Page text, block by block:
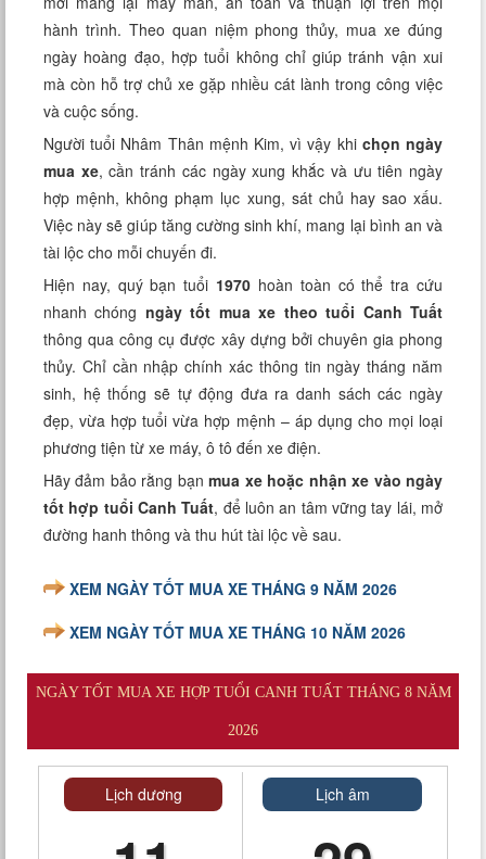
Cung hoàng đạo
hành trình. Theo quan niệm phong thủy, mua xe đúng
ngày hoàng đạo, hợp tuổi không chỉ giúp tránh vận xui
mà còn hỗ trợ chủ xe gặp nhiều cát lành trong công việc
và cuộc sống.
Người tuổi Nhâm Thân mệnh Kim, vì vậy khi chọn ngày
mua xe, cần tránh các ngày xung khắc và ưu tiên ngày
hợp mệnh, không phạm lục xung, sát chủ hay sao xấu.
Việc này sẽ giúp tăng cường sinh khí, mang lại bình an và
tài lộc cho mỗi chuyến đi.
Hiện nay, quý bạn tuổi 1970 hoàn toàn có thể tra cứu
nhanh chóng ngày tốt mua xe theo tuổi Canh Tuất
thông qua công cụ được xây dựng bởi chuyên gia phong
thủy. Chỉ cần nhập chính xác thông tin ngày tháng năm
sinh, hệ thống sẽ tự động đưa ra danh sách các ngày
đẹp, vừa hợp tuổi vừa hợp mệnh – áp dụng cho mọi loại
phương tiện từ xe máy, ô tô đến xe điện.
Hãy đảm bảo rằng bạnmua xe hoặc nhận xe vào ngày
tốt hợp tuổi Canh Tuất, để luôn an tâm vững tay lái, mở
đường hanh thông và thu hút tài lộc về sau.
XEM NGÀY TỐT MUA XE THÁNG 9 NĂM 2026
XEM NGÀY TỐT MUA XE THÁNG 10 NĂM 2026
NGÀY TỐT MUA XE HỢP TUỔI CANH TUẤT THÁNG 8 NĂM
2026
Lịch dương Lịch âm